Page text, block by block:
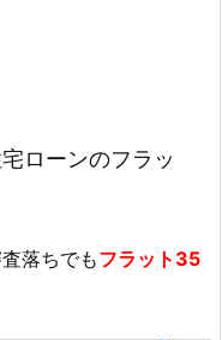
ローンのフラッ
落ちでもフラット35